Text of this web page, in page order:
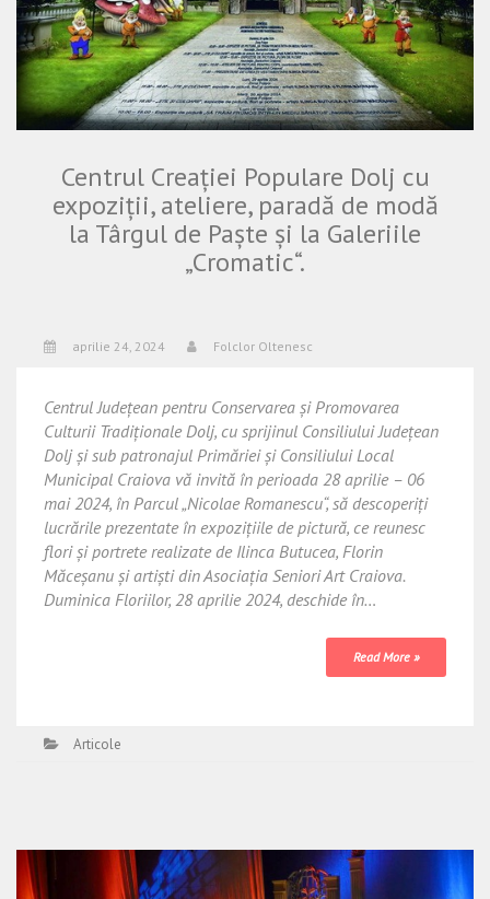
Centrul Creației Populare Dolj cu
expoziții, ateliere, paradă de modă
la Târgul de Paște și la Galeriile
„Cromatic“.
aprilie 24, 2024 Folclor Oltenesc
Centrul Judeţean pentru Conservarea şi Promovarea
Culturii Tradiţionale Dolj, cu sprijinul Consiliului Județean
Dolj și sub patronajul Primăriei și Consiliului Local
Municipal Craiova vă invită în perioada 28 aprilie – 06
mai 2024, în Parcul „Nicolae Romanescu“, să descoperiți
lucrările prezentate în expozițiile de pictură, ce reunesc
flori și portrete realizate de Ilinca Butucea, Florin
Măceșanu și artiști din Asociația Seniori Art Craiova.
Duminica Floriilor, 28 aprilie 2024, deschide în…
Read More »
Articole